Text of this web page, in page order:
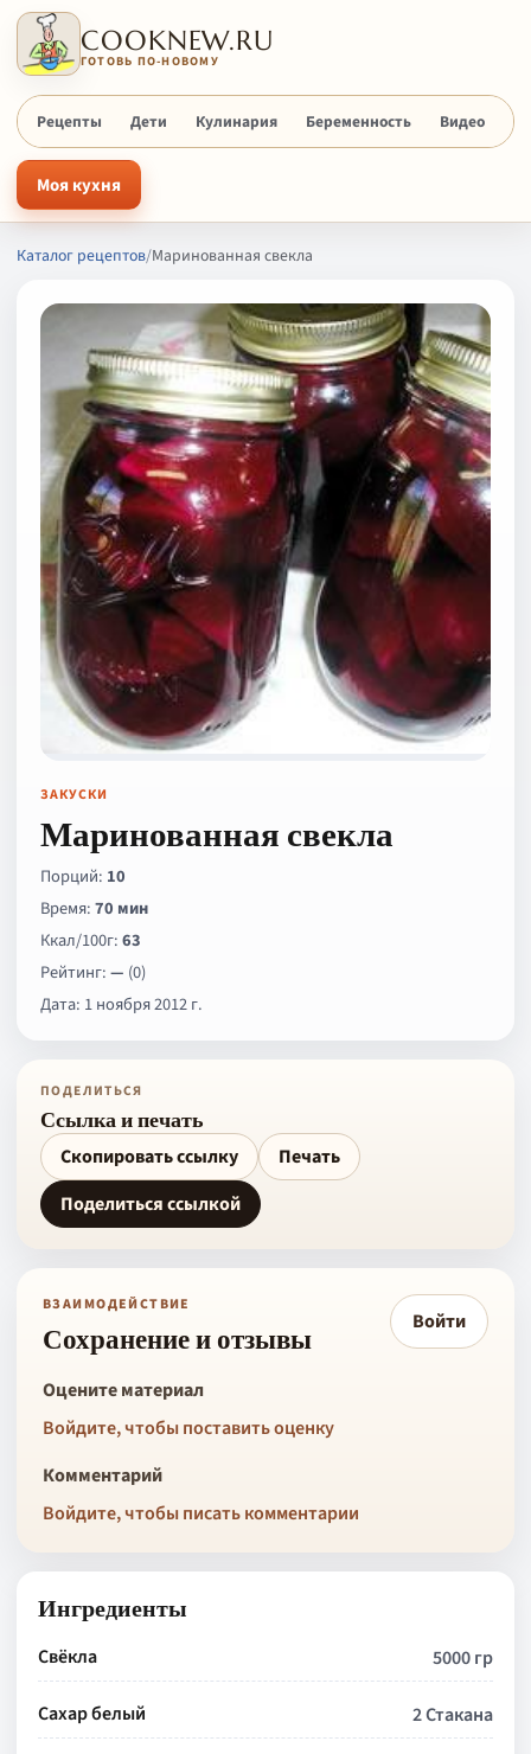
COOKNEW.RU
ГОТОВЬ ПО-НОВОМУ
Рецепты Дети Кулинария Беременность Видео
Моя кухня
Каталог рецептов/Маринованная свекла
ЗАКУСКИ
Маринованная свекла
Порций: 10
Время:70 мин
Ккал/100г:63
Рейтинг:— (0)
Дата: 1 ноября 2012 г.
ПОДЕЛИТЬСЯ
Ссылка и печать
Скопировать ссылку
Печать
Поделиться ссылкой
ВЗАИМОДЕЙСТВИЕ
Сохранение и отзывы Войти
Оцените материал
Войдите, чтобы поставить оценку
Комментарий
Войдите, чтобы писать комментарии
Ингредиенты
Свёкла 5000 гр
Сахар белый 2 Стакана